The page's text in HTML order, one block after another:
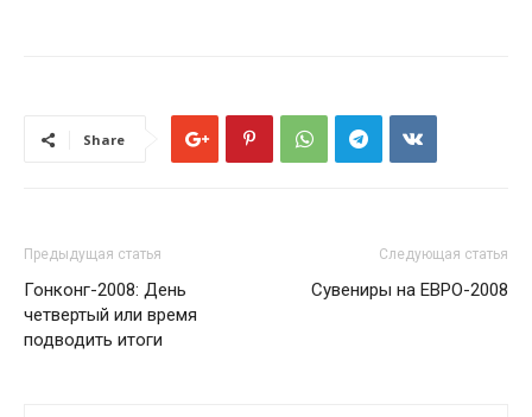
Share
Предыдущая статья
Гонконг-2008: День
четвертый или время
подводить итоги
Следующая статья
Сувениры на ЕВРО-2008